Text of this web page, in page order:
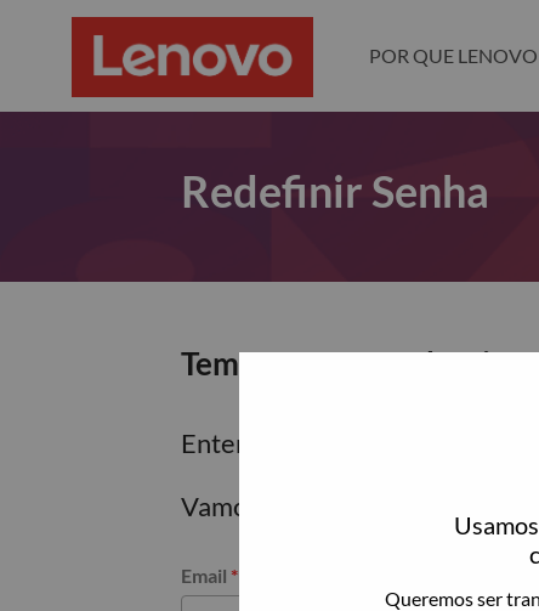
Queremos ser
POR QUE LENOVO
Redefinir Senha
Tem certeza que deseja
Enter the email address
Vamos enviar por email um
Redefinir senha com seu email
Email *